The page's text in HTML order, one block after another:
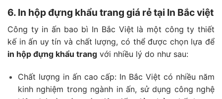
6. In hộp đựng khẩu trang giá rẻ tại In Bắc việt
Công ty in ấn bao bì In Bắc Việt là một công ty thiết
kế in ấn uy tín và chất lượng, có thể được chọn lựa để
in hộp đựng khẩu trang với nhiều lý do như sau:
Chất lượng in ấn cao cấp: In Bắc Việt có nhiều năm
kinh nghiệm trong ngành in ấn, sử dụng công nghệ